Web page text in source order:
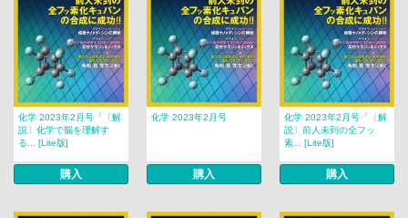
化学 2023年2月号「〔解
説〕化学で脳を理解す
る... [Lite版]
購入
化学 2023年2月号
購入
化学 2023年2月号「〔解
説〕前人未到の全フッ
素... [Lite版]
購入